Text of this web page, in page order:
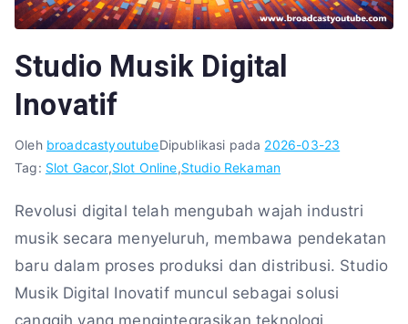
Studio Musik Digital
Inovatif
Oleh broadcastyoutubeDipublikasi pada 2026-03-23
Tag: Slot Gacor,Slot Online,Studio Rekaman
Revolusi digital telah mengubah wajah industri
musik secara menyeluruh, membawa pendekatan
baru dalam proses produksi dan distribusi. Studio
Musik Digital Inovatif muncul sebagai solusi
canggih yang mengintegrasikan teknologi